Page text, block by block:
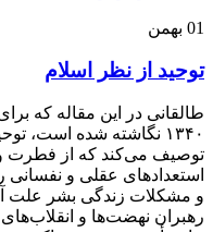
01 بهمن
توحید از نظر اسلام
طالقانی در این مقاله که
۱۳۴۰ نگاشته شده است،
توصیف می‌کند که از فطرت
استعدادهای عقلی و نفسانی
و مشکلات زندگی بشر علت
رهبران نهضت‌ها و